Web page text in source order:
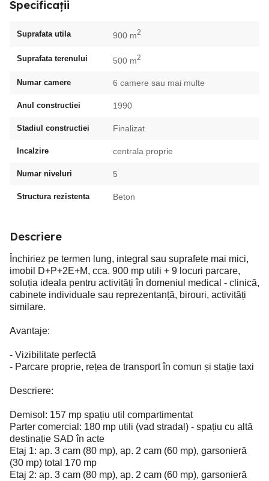
Specificații
Suprafata utila 900 m2
Suprafata terenului 500 m2
Numar camere 6 camere sau mai multe
Anul constructiei 1990
Stadiul constructiei Finalizat
Incalzire centrala proprie
Numar niveluri 5
Structura rezistenta Beton
Descriere
Închiriez pe termen lung, integral sau suprafete mai mici,
imobil D+P+2E+M, cca. 900 mp utili + 9 locuri parcare,
soluția ideala pentru activități în domeniul medical - clinică,
cabinete individuale sau reprezentanță, birouri, activități
similare.
Avantaje:
- Vizibilitate perfectă
- Parcare proprie, rețea de transport în comun și stație taxi
Descriere:
Demisol: 157 mp spațiu util compartimentat
Parter comercial: 180 mp utili (vad stradal) - spațiu cu altă
destinație SAD în acte
Etaj 1: ap. 3 cam (80 mp), ap. 2 cam (60 mp), garsonieră
(30 mp) total 170 mp
Etaj 2: ap. 3 cam (80 mp), ap. 2 cam (60 mp), garsonieră